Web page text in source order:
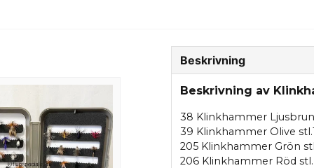
Beskrivning
Beskrivning av
38 Klinkhammer Ljusbrun
39 Klinkhammer Olive
205 Klinkhammer Grön
206 Klinkhammer Röd stl.